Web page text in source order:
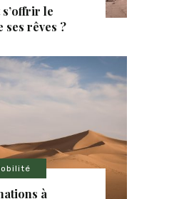
s’offrir le
ses rêves ?
à